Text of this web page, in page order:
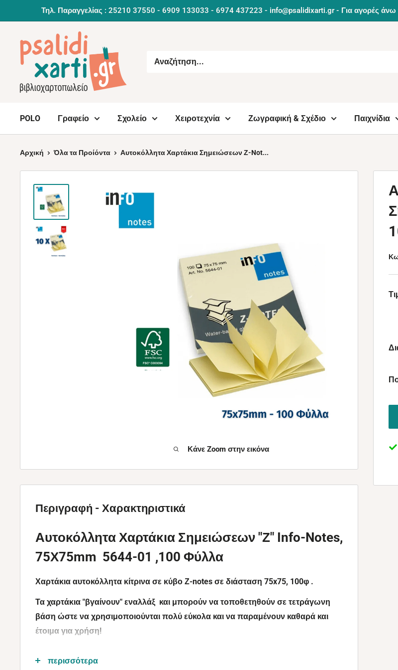
Τηλ. Παραγγελίας : 25210 37550 - 6909 133033 - 6974 437223 - info@psalidixarti.gr - Για αγορές
POLO Γραφείο Σχολείο Χειροτεχνία Ζωγραφική & Σχέδιο Παιχνίδια
Αρχική Όλα τα Προίόντα Αυτοκόλλητα Χαρτάκια Σημειώσεων Ζ-Not...
Κάνε Zoom στην εικόνα
Περιγραφή - Χαρακτηριστικά
Αυτοκόλλητα Χαρτάκια Σημειώσεων "Ζ" Info-Notes,
75Χ75mm 5644-01 ,100 Φύλλα
Χαρτάκια αυτοκόλλητα κίτρινα σε κύβο Ζ-notes σε διάσταση 75x75, 100φ .
Τα χαρτάκια "βγαίνουν" εναλλάξ και μπορούν να τοποθετηθούν σε τετράγωνη
βάση ώστε να χρησιμοποιούνται πολύ εύκολα και να παραμένουν καθαρά και
έτοιμα για χρήση!
τις όπου επιθυμείτε!
περισσότερα